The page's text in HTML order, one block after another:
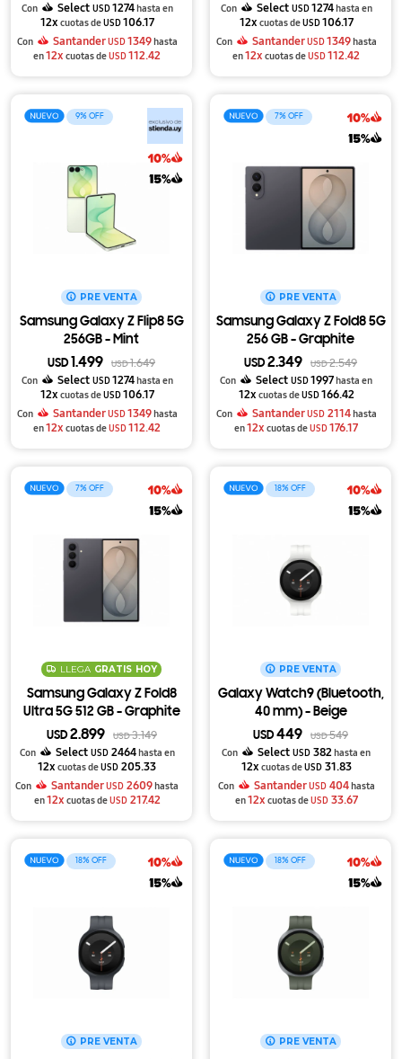
Con
Select USD1274hasta en
12x cuotas deUSD106.17
Con SantanderUSD1349hasta
en12x cuotas deUSD112.42
Con
Select USD1274hasta en
12x cuotas deUSD106.17
Con SantanderUSD1349hasta
en12x cuotas deUSD112.42
9
PRE VENTA
Samsung Galaxy Z Flip8 5G
256GB - Mint
USD 1.499 USD1.649
Con
Select USD1274hasta en
12x cuotas deUSD106.17
Con SantanderUSD1349hasta
en12x cuotas deUSD112.42
7
PRE VENTA
Samsung Galaxy Z Fold8 5G
256 GB - Graphite
USD 2.349 USD2.549
Con
SelectUSD1997hasta en
12x cuotas deUSD166.42
Con SantanderUSD 2114hasta
en12x cuotas deUSD176.17
7
LLEGA GRATIS HOY
Samsung Galaxy Z Fold8
Ultra 5G 512 GB - Graphite
USD 2.899 USD3.149
Con
Select USD 2464hasta en
12x cuotas deUSD 205.33
Con SantanderUSD 2609hasta
en12x cuotas deUSD 217.42
18
PRE VENTA
Galaxy Watch9 (Bluetooth,
40 mm) - Beige
USD 449 USD549
Con
SelectUSD 382hasta en
12x cuotas deUSD 31.83
Con SantanderUSD 404hasta
en12x cuotas deUSD 33.67
18
PRE VENTA
18
PRE VENTA